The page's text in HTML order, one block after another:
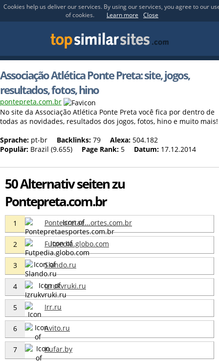
Cookies help us deliver our services. By using our services, you agree to our
of cookies.
Learn more Close
Associação Atlética Ponte Preta: site, jogos,
resultados, fotos, hino
pontepreta.com.br
No site da Associação Atlética Ponte Preta você fica por dentro de
todas as novidades, resultados dos jogos, fotos, hino e muito mais!
Sprache: pt-br Backlinks: 79 Alexa: 504.182
Populär: Brazil (9.655) Page Rank: 5 Datum: 17.12.2014
50 Alternativ seiten zu
Pontepreta.com.br
1 Pontepretae...ortes.com.br
2 Futpedia.globo.com
3 Slando.ru
4 Izrukvruki.ru
5 Irr.ru
6 Avito.ru
7 Kufar.by